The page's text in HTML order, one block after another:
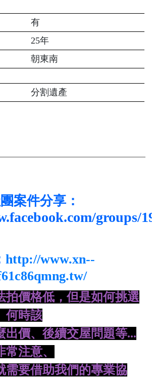
有
25年
朝東南
分割遺產
案件分享：
groups/
http://www.xn--
拍價格低，但是如何挑選
何時該
出價、後續交屋問題等...
注意、
需要借助我們的專業協